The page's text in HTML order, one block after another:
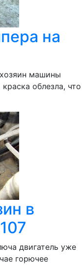
на
машины
облезла, что
в
двигатель уже
горючее